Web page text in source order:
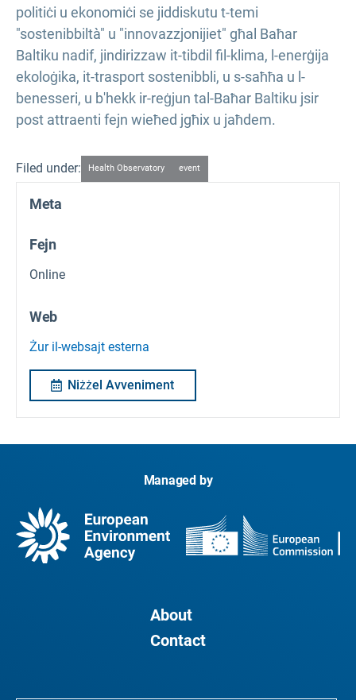
politiċi u ekonomiċi se jiddiskutu t-temi
"sostenibbiltà" u "innovazzjonijiet" għal Baħar
Baltiku nadif, jindirizzaw it-tibdil fil-klima, l-enerġija
ekoloġika, it-trasport sostenibbli, u s-saħħa u l-
benesseri, u b'hekk ir-reġjun tal-Baħar Baltiku jsir
post attraenti fejn wieħed jgħix u jaħdem.
Filed under: Health Observatory event
Meta
Fejn
Online
Web
Żur il-websajt esterna
Niżżel Avveniment
Managed by
About
Contact